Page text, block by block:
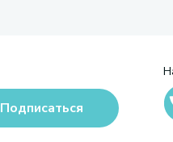
Подписаться